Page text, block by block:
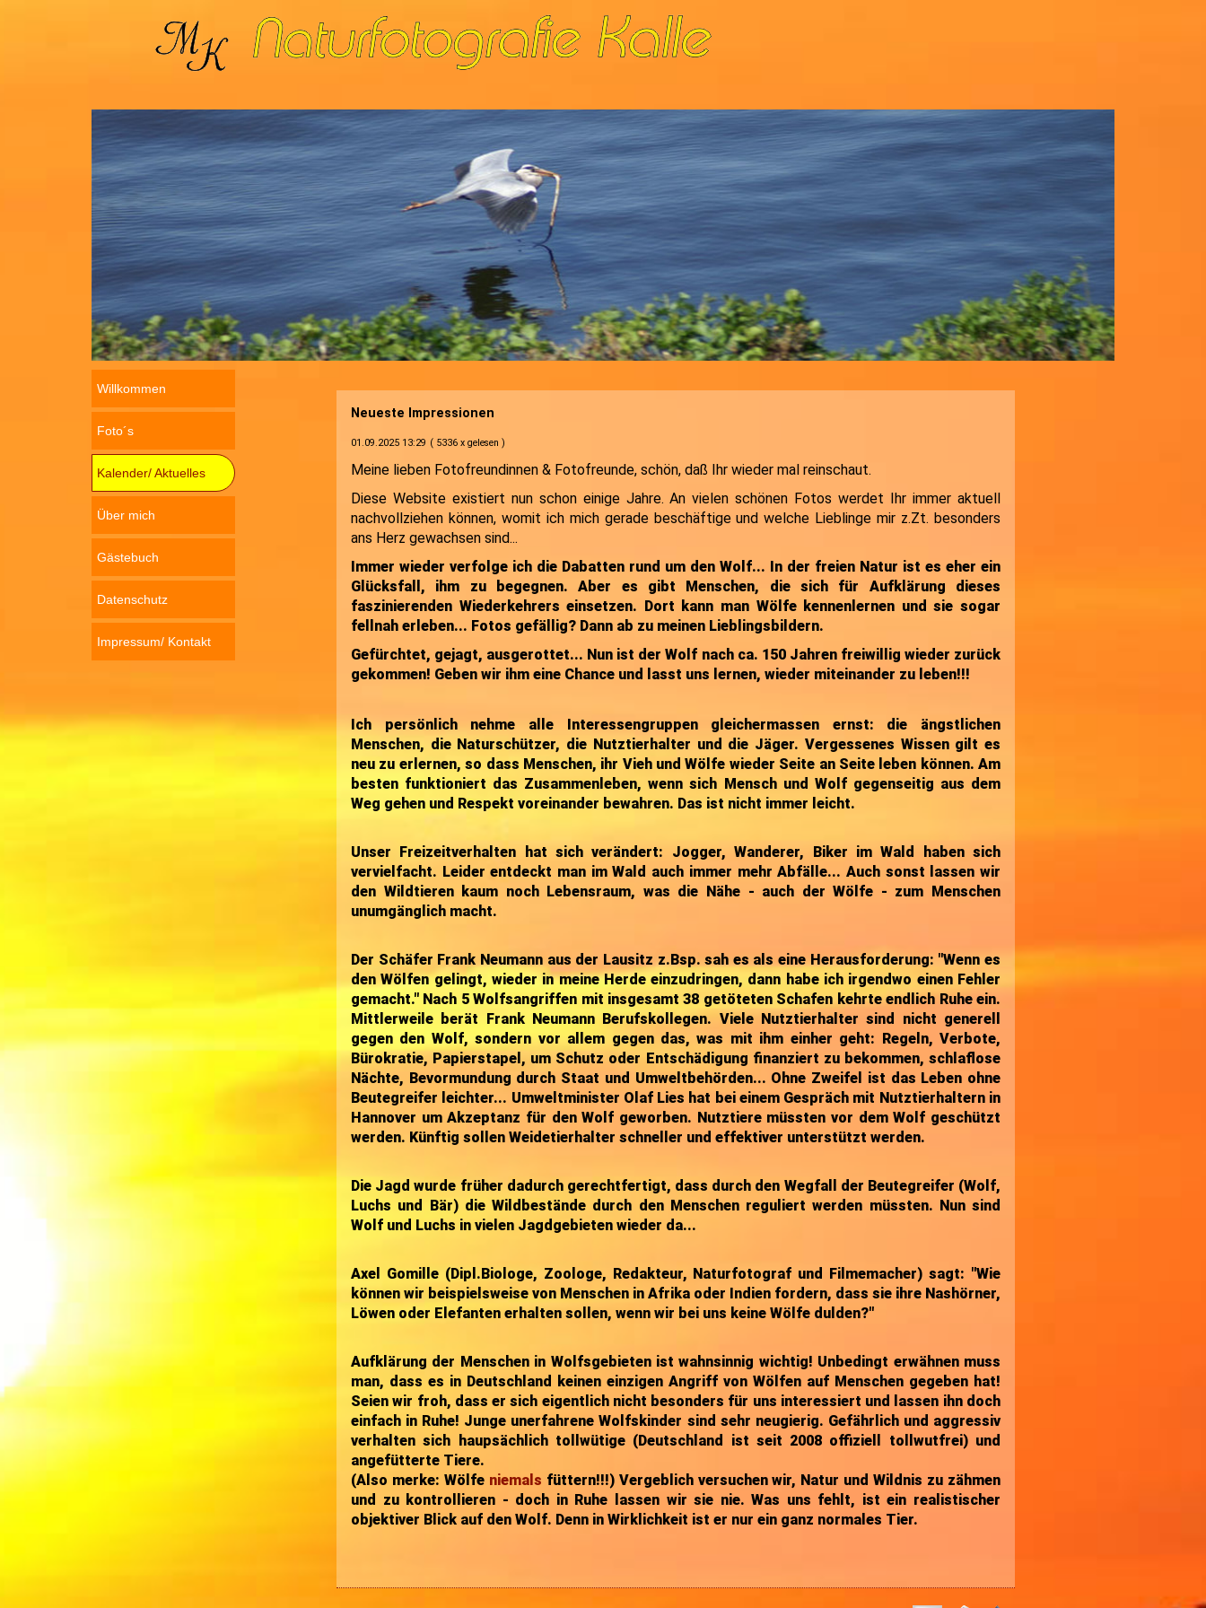
Willkommen
Foto´s
Kalender/ Aktuelles
Über mich
Gästebuch
Datenschutz
Impressum/ Kontakt
Neueste Impressionen
01.09.2025 13:29 ( 5336 x gelesen )
Meine lieben Fotofreundinnen & Fotofreunde, schön, daß Ihr wieder mal reinschaut.
Diese Website existiert nun schon einige Jahre. An vielen schönen Fotos werdet Ihr immer aktuell
nachvollziehen können, womit ich mich gerade beschäftige und welche Lieblinge mir z.Zt. besonders
ans Herz gewachsen sind...
Immer wieder verfolge ich die Dabatten rund um den Wolf... In der freien Natur ist es eher ein
Glücksfall, ihm zu begegnen. Aber es gibt Menschen, die sich für Aufklärung dieses
faszinierenden Wiederkehrers einsetzen. Dort kann man Wölfe kennenlernen und sie sogar
fellnah erleben... Fotos gefällig? Dann ab zu meinen Lieblingsbildern.
Gefürchtet, gejagt, ausgerottet... Nun ist der Wolf nach ca. 150 Jahren freiwillig wieder zurück
gekommen! Geben wir ihm eine Chance und lasst uns lernen, wieder miteinander zu leben!!!
Ich persönlich nehme alle Interessengruppen gleichermassen ernst: die ängstlichen
Menschen, die Naturschützer, die Nutztierhalter und die Jäger. Vergessenes Wissen gilt es
neu zu erlernen, so dass Menschen, ihr Vieh und Wölfe wieder Seite an Seite leben können. Am
besten funktioniert das Zusammenleben, wenn sich Mensch und Wolf gegenseitig aus dem
Weg gehen und Respekt voreinander bewahren. Das ist nicht immer leicht.
Unser Freizeitverhalten hat sich verändert: Jogger, Wanderer, Biker im Wald haben sich
vervielfacht. Leider entdeckt man im Wald auch immer mehr Abfälle... Auch sonst lassen wir
den Wildtieren kaum noch Lebensraum, was die Nähe - auch der Wölfe - zum Menschen
unumgänglich macht.
Der Schäfer Frank Neumann aus der Lausitz z.Bsp. sah es als eine Herausforderung: "Wenn es
den Wölfen gelingt, wieder in meine Herde einzudringen, dann habe ich irgendwo einen Fehler
gemacht." Nach 5 Wolfsangriffen mit insgesamt 38 getöteten Schafen kehrte endlich Ruhe ein.
Mittlerweile berät Frank Neumann Berufskollegen. Viele Nutztierhalter sind nicht generell
gegen den Wolf, sondern vor allem gegen das, was mit ihm einher geht: Regeln, Verbote,
Bürokratie, Papierstapel, um Schutz oder Entschädigung finanziert zu bekommen, schlaflose
Nächte, Bevormundung durch Staat und Umweltbehörden... Ohne Zweifel ist das Leben ohne
Beutegreifer leichter... Umweltminister Olaf Lies hat bei einem Gespräch mit Nutztierhaltern in
Hannover um Akzeptanz für den Wolf geworben. Nutztiere müssten vor dem Wolf geschützt
werden. Künftig sollen Weidetierhalter schneller und effektiver unterstützt werden.
Die Jagd wurde früher dadurch gerechtfertigt, dass durch den Wegfall der Beutegreifer (Wolf,
Luchs und Bär) die Wildbestände durch den Menschen reguliert werden müssten. Nun sind
Wolf und Luchs in vielen Jagdgebieten wieder da...
Axel Gomille (Dipl.Biologe, Zoologe, Redakteur, Naturfotograf und Filmemacher) sagt: "Wie
können wir beispielsweise von Menschen in Afrika oder Indien fordern, dass sie ihre Nashörner,
Löwen oder Elefanten erhalten sollen, wenn wir bei uns keine Wölfe dulden?"
Aufklärung der Menschen in Wolfsgebieten ist wahnsinnig wichtig! Unbedingt erwähnen muss
man, dass es in Deutschland keinen einzigen Angriff von Wölfen auf Menschen gegeben hat!
Seien wir froh, dass er sich eigentlich nicht besonders für uns interessiert und lassen ihn doch
einfach in Ruhe! Junge unerfahrene Wolfskinder sind sehr neugierig. Gefährlich und aggressiv
verhalten sich haupsächlich tollwütige (Deutschland ist seit 2008 offiziell tollwutfrei) und
angefütterte Tiere.
(Also merke: Wölfe niemals füttern!!!) Vergeblich versuchen wir, Natur und Wildnis zu zähmen
und zu kontrollieren - doch in Ruhe lassen wir sie nie. Was uns fehlt, ist ein realistischer
objektiver Blick auf den Wolf. Denn in Wirklichkeit ist er nur ein ganz normales Tier.